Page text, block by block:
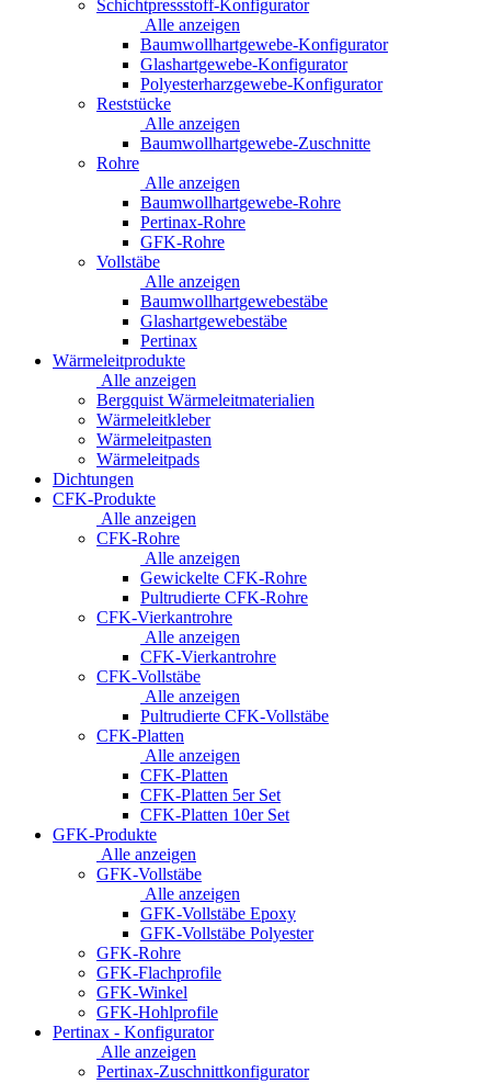
Schichtpressstoff-Konfigurator
Alle anzeigen
Baumwollhartgewebe-Konfigurator
Glashartgewebe-Konfigurator
Polyesterharzgewebe-Konfigurator
Reststücke
Alle anzeigen
Baumwollhartgewebe-Zuschnitte
Rohre
Alle anzeigen
Baumwollhartgewebe-Rohre
Pertinax-Rohre
GFK-Rohre
Vollstäbe
Alle anzeigen
Baumwollhartgewebestäbe
Glashartgewebestäbe
Pertinax
Wärmeleitprodukte
Alle anzeigen
Bergquist Wärmeleitmaterialien
Wärmeleitkleber
Wärmeleitpasten
Wärmeleitpads
Dichtungen
CFK-Produkte
Alle anzeigen
CFK-Rohre
Alle anzeigen
Gewickelte CFK-Rohre
Pultrudierte CFK-Rohre
CFK-Vierkantrohre
Alle anzeigen
CFK-Vierkantrohre
CFK-Vollstäbe
Alle anzeigen
Pultrudierte CFK-Vollstäbe
CFK-Platten
Alle anzeigen
CFK-Platten
CFK-Platten 5er Set
CFK-Platten 10er Set
GFK-Produkte
Alle anzeigen
GFK-Vollstäbe
Alle anzeigen
GFK-Vollstäbe Epoxy
GFK-Vollstäbe Polyester
GFK-Rohre
GFK-Flachprofile
GFK-Winkel
GFK-Hohlprofile
Pertinax - Konfigurator
Alle anzeigen
Pertinax-Zuschnittkonfigurator